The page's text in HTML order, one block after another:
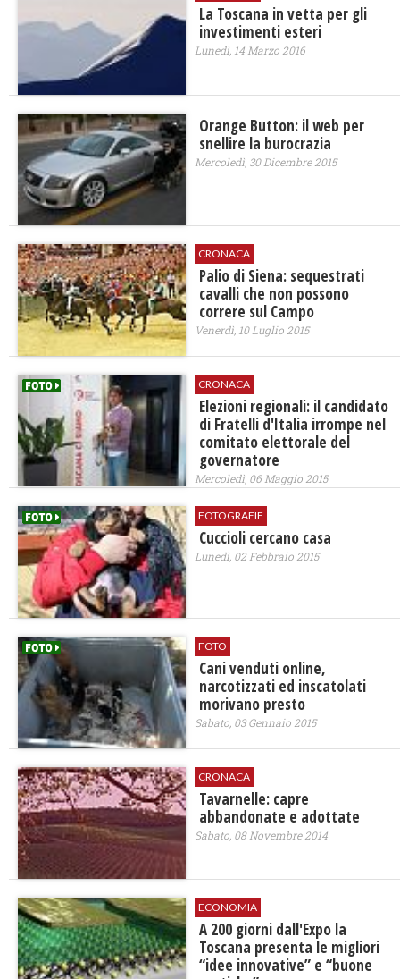
La Toscana in vetta per gli
investimenti esteri
Lunedì, 14 Marzo 2016
Orange Button: il web per
snellire la burocrazia
Mercoledì, 30 Dicembre 2015
CRONACA
Palio di Siena: sequestrati
cavalli che non possono
correre sul Campo
Venerdì, 10 Luglio 2015
CRONACA
Elezioni regionali: il candidato
di Fratelli d'Italia irrompe nel
comitato elettorale del
governatore
Mercoledì, 06 Maggio 2015
FOTOGRAFIE
Cuccioli cercano casa
Lunedì, 02 Febbraio 2015
FOTO
Cani venduti online,
narcotizzati ed inscatolati
morivano presto
Sabato, 03 Gennaio 2015
CRONACA
Tavarnelle: capre
abbandonate e adottate
Sabato, 08 Novembre 2014
ECONOMIA
A 200 giorni dall'Expo la
Toscana presenta le migliori
“idee innovative” e “buone